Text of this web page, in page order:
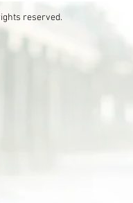
reserved.